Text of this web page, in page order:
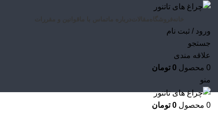
ورود / ثبت نام
جستجو
علاقه مندی
0 محصول 0 تومان
منو
0 محصول 0 تومان